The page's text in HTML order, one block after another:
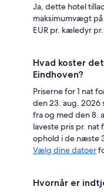
Ja, dette hotel
maksimumvægt
EUR pr. kæledyr
Hvad koster
Eindhoven?
Priserne for 1 nat
den 23. aug. 2026
fra og med den 8.
laveste pris pr.
ophold i de næste
Vælg dine datoer
Hvornår er